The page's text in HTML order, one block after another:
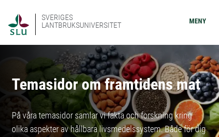
SVERIGES
LANTBRUKSUNIVERSITET
MENY
Temasidor om framtidens mat
På våra temasidor samlar vi fakta och forskning kring
olika aspekter av hållbara livsmedelssystem. Både för dig